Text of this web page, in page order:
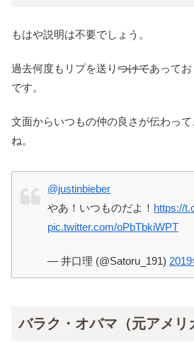
もはや説明は不要でしょう。
過去何度もリプを送りつけてあって
です。
文面からいつもの仲の良さが伝わっ
ね。
@justinbieber
やあ！いつものだよ！ https://
pic.twitter.com/oPbTbkiWPT
— 井口理 (@Satoru_191)
バラク・オバマ（元アメリ